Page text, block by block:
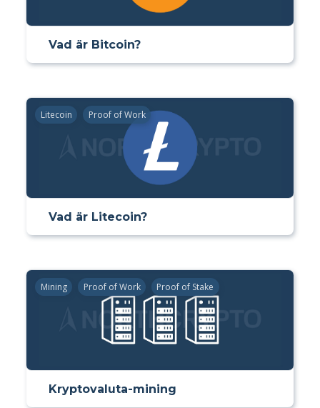
Vad är Bitcoin?
Litecoin Proof of Work
Vad är Litecoin?
Mining Proof of Work Proof of Stake
Kryptovaluta-mining